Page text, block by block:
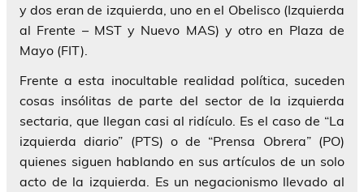
y dos eran de izquierda, uno en el Obelisco (Izquierda
al Frente – MST y Nuevo MAS) y otro en Plaza de
Mayo (FIT).
Frente a esta inocultable realidad política, suceden
cosas insólitas de parte del sector de la izquierda
sectaria, que llegan casi al ridículo. Es el caso de “La
izquierda diario” (PTS) o de “Prensa Obrera” (PO)
quienes siguen hablando en sus artículos de un solo
acto de la izquierda. Es un negacionismo llevado al